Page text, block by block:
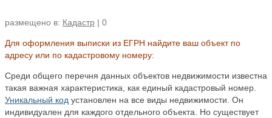
размещено в: Кадастр | 0
Для оформления выписки из ЕГРН найдите ваш объект по
адресу или по кадастровому номеру:
Среди общего перечня данных объектов недвижимости известна
такая важная характеристика, как единый кадастровый номер.
Уникальный код установлен на все виды недвижимости. Он
индивидуален для каждого отдельного объекта. Но существует